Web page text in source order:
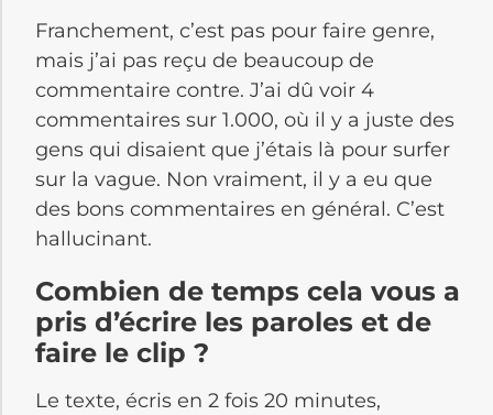
Franchement, c’est pas pour faire genre,
mais j’ai pas reçu de beaucoup de
commentaire contre. J’ai dû voir 4
commentaires sur 1.000, où il y a juste des
gens qui disaient que j’étais là pour surfer
sur la vague. Non vraiment, il y a eu que
des bons commentaires en général. C’est
hallucinant.
Combien de temps cela vous a
pris d’écrire les paroles et de
faire le clip ?
Le texte, écris en 2 fois 20 minutes,